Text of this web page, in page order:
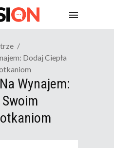
Dodaj Ciepła
Wynajem:
Swoim